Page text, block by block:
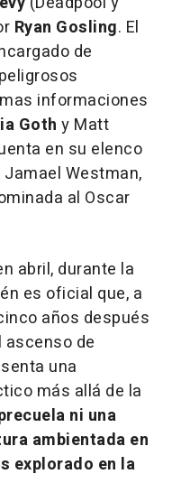
Ryan Gosling. El
de
informaciones
Goth y Matt
en su elenco
Jamael Westman,
al Oscar
abril, durante la
es oficial que, a
años después
de
una
más allá de la
ni una
ambientada en
explorado en la